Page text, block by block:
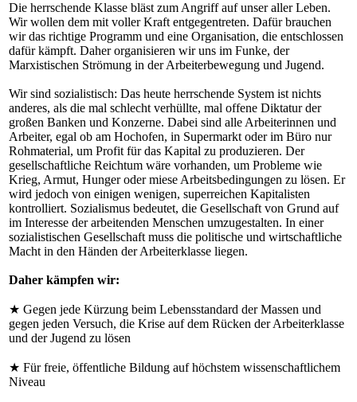
Die herrschende Klasse bläst zum Angriff auf unser aller Leben.
Wir wollen dem mit voller Kraft entgegentreten. Dafür brauchen
wir das richtige Programm und eine Organisation, die entschlossen
dafür kämpft. Daher organisieren wir uns im Funke, der
Marxistischen Strömung in der Arbeiterbewegung und Jugend.
Wir sind sozialistisch: Das heute herrschende System ist nichts
anderes, als die mal schlecht verhüllte, mal offene Diktatur der
großen Banken und Konzerne. Dabei sind alle Arbeiterinnen und
Arbeiter, egal ob am Hochofen, in Supermarkt oder im Büro nur
Rohmaterial, um Profit für das Kapital zu produzieren. Der
gesellschaftliche Reichtum wäre vorhanden, um Probleme wie
Krieg, Armut, Hunger oder miese Arbeitsbedingungen zu lösen. Er
wird jedoch von einigen wenigen, superreichen Kapitalisten
kontrolliert. Sozialismus bedeutet, die Gesellschaft von Grund auf
im Interesse der arbeitenden Menschen umzugestalten. In einer
sozialistischen Gesellschaft muss die politische und wirtschaftliche
Macht in den Händen der Arbeiterklasse liegen.
Daher kämpfen wir:
★ Gegen jede Kürzung beim Lebensstandard der Massen und
gegen jeden Versuch, die Krise auf dem Rücken der Arbeiterklasse
und der Jugend zu lösen
★ Für freie, öffentliche Bildung auf höchstem wissenschaftlichem
Niveau